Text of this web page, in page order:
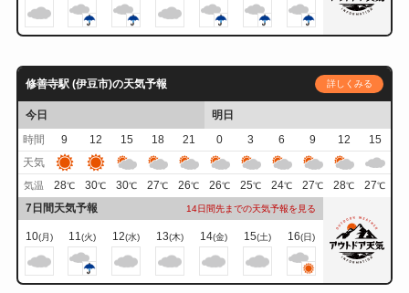
修善寺駅 (伊豆市)の天気予報 詳しくみる
今日
明日
時間
9 12 15 18 21 0 3 6 9 12
15
天気
気温 28℃ 30℃ 30℃ 27℃ 26℃ 26℃ 25℃ 24℃ 27℃ 28℃ 27℃
7日間天気予報 14日間先までの天気予報を見る
10(月) 11(火) 12(水) 13(木) 14(金) 15(土) 16(日)